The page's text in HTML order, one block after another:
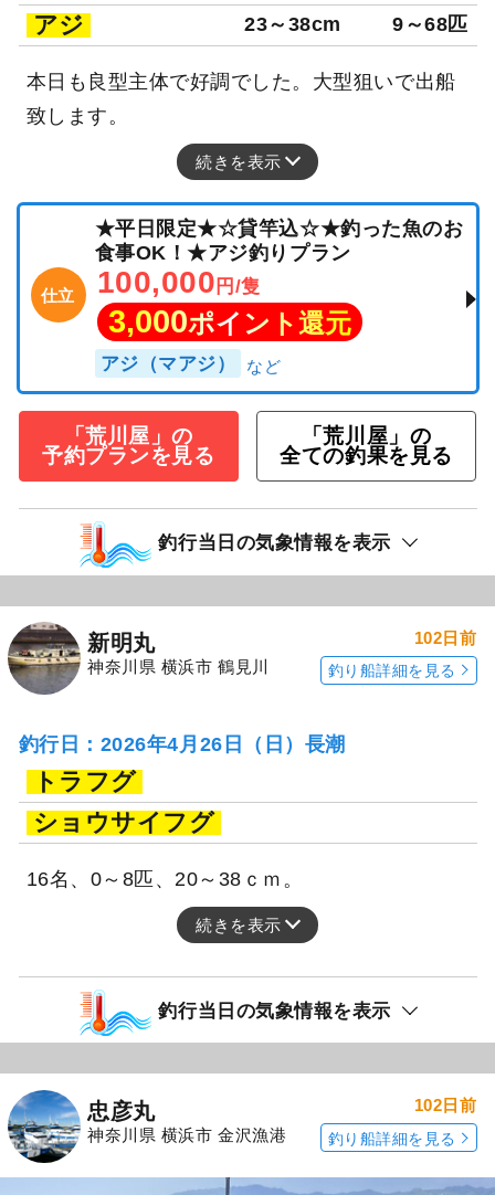
アジ
23～38cm 9～68匹
本日も良型主体で好調でした。大型狙いで出船
致します。
続きを表示
仕立
★平日限定★☆貸竿込☆★釣った魚のお
食事OK！★アジ釣りプラン
100,000 円/隻
3,000ポイント還元
アジ（マアジ）
「荒川屋」の
予約プランを見る
「荒川屋」の
全ての釣果を見る
釣行当日の気象情報を表示
新明丸
神奈川県 横浜市 鶴見川
102日前
釣り船詳細を見る
釣行日：2026年4月26日（日）長潮
トラフグ
ショウサイフグ
16名、0～8匹、20～38ｃｍ。
続きを表示
釣行当日の気象情報を表示
忠彦丸
神奈川県 横浜市 金沢漁港
102日前
釣り船詳細を見る